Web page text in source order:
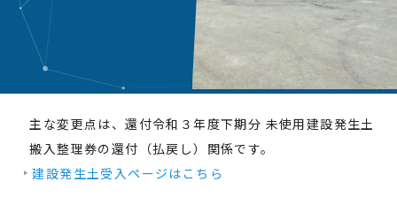
主な変更点は、還付令和３年度下期分 未使用建設発生土
搬入整理券の還付（払戻し）関係です。
建設発生土受入ページはこちら